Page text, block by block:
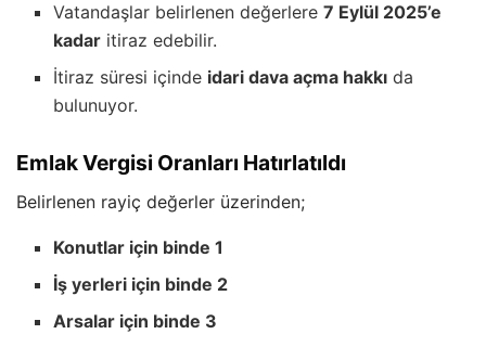
Vatandaşlar belirlenen değerlere7 Eylül 2025’e
kadar itiraz edebilir.
İtiraz süresi içinde idari dava açma hakkı da
bulunuyor.
Emlak Vergisi Oranları Hatırlatıldı
Belirlenen rayiç değerler üzerinden;
Konutlar için binde 1
İş yerleri için binde 2
Arsalar için binde 3